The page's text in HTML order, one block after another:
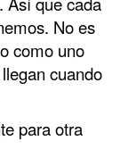
No es
como uno
cuando
para otra